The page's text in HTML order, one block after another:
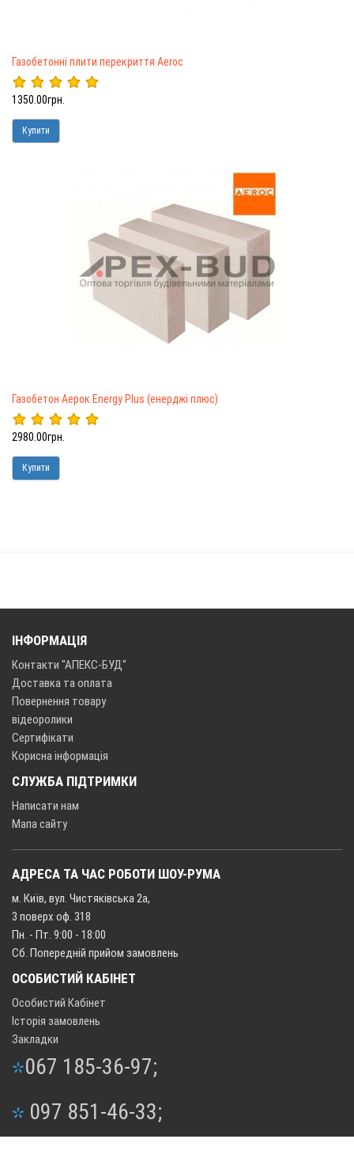
Газобетонні плити перекриття Aeroc
1350.00грн.
Купити
Газобетон Аерок Energy Plus (енерджі плюс)
2980.00грн.
Купити
ІНФОРМАЦІЯ
Контакти "АПЕКС-БУД"
Доставка та оплата
Повернення товару
відеоролики
Сертифікати
Корисна інформація
СЛУЖБА ПІДТРИМКИ
Написати нам
Мапа сайту
АДРЕСА ТА ЧАС РОБОТИ ШОУ-РУМА
м. Київ, вул. Чистяківська 2а,
3 поверх оф. 318
Пн. - Пт. 9:00 - 18:00
Сб. Попередній прийом замовлень
ОСОБИСТИЙ КАБІНЕТ
Особистий Кабінет
Історія замовлень
Закладки
067 185-36-97;
097 851-46-33;